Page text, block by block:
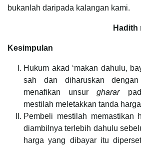
bukanlah daripada kalangan kami.
Hadith
Kesimpulan
Hukum akad ‘makan dahulu,
sah dan diharuskan dengan
menafikan unsurgharar
mestilah meletakkan tanda
Pembeli mestilah memastikan
diambilnya terlebih dahulu
harga yang dibayar itu